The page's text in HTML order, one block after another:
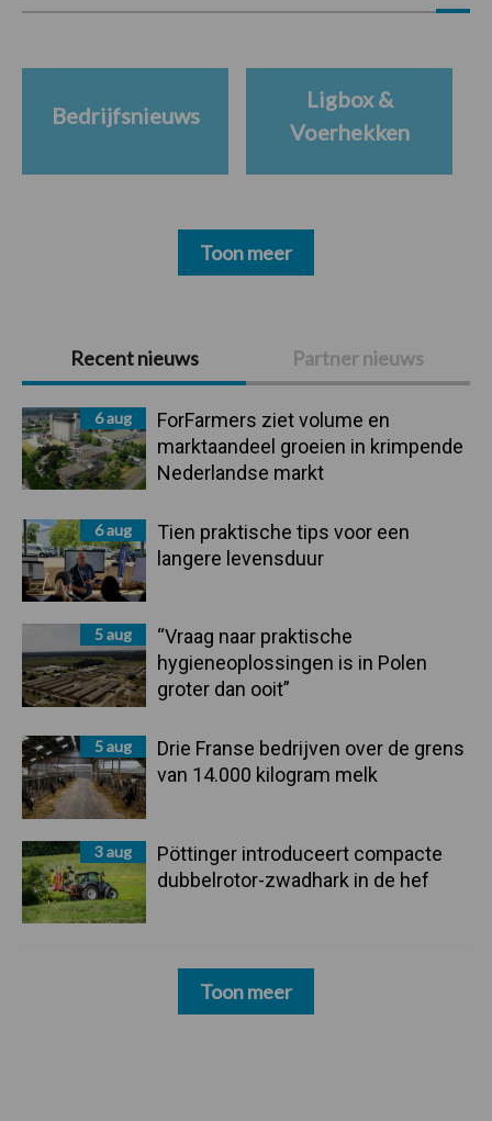
Primaire
Sidebar
Recent nieuws Partner nieuws
6 aug
ForFarmers ziet volume en
marktaandeel groeien in krimpende
Nederlandse markt
6 aug
Tien praktische tips voor een
langere levensduur
5 aug
“Vraag naar praktische
hygieneoplossingen is in Polen
groter dan ooit”
5 aug
Drie Franse bedrijven over de grens
van 14.000 kilogram melk
3 aug
Pöttinger introduceert compacte
dubbelrotor-zwadhark in de hef
Toon meer
Bedrijfsnieuws
Ligbox &
Voerhekken
Toon meer